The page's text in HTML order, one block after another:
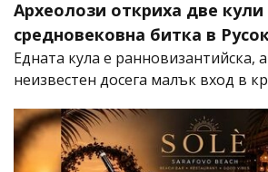
Археолози откриха две кули
средновековна битка в
Едната кула е ранновизантийска,
неизвестен досега малък вход в